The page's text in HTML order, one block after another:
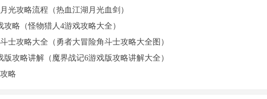
光攻略流程（热血江湖月光血剑）
攻略（怪物猎人4游戏攻略大全）
士攻略大全（勇者大冒险角斗士攻略大全图）
版攻略讲解（魔界战记6游戏版攻略讲解大全）
略